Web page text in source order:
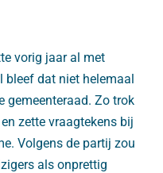
vorig jaar al met
bleef dat niet helemaal
gemeenteraad. Zo trok
zette vraagtekens bij
Volgens de partij zou
als onprettig